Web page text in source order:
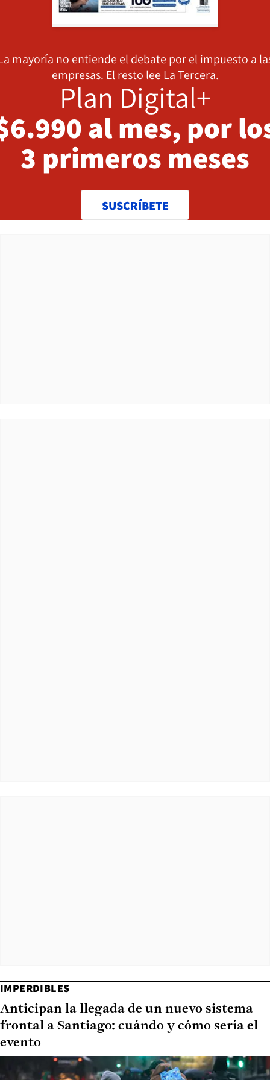
mayoría no entiende el debate por el impuesto a
empresas. El resto lee La Tercera.
Plan Digital+
al mes, por
3 primeros meses
SUSCRÍBETE
IMPERDIBLES
Anticipan la llegada de un nuevo sistema
frontal a Santiago: cuándo y cómo sería el
evento